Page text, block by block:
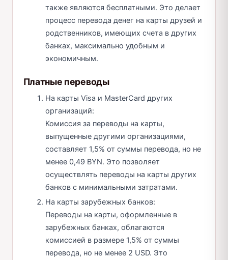
также являются бесплатными. Это делает
процесс перевода денег на карты друзей и
родственников, имеющих счета в других
банках, максимально удобным и
экономичным.
Платные переводы
На карты Visa и MasterCard других
организаций:
Комиссия за переводы на карты,
выпущенные другими организациями,
составляет 1,5% от суммы перевода, но не
менее 0,49 BYN. Это позволяет
осуществлять переводы на карты других
банков с минимальными затратами.
На карты зарубежных банков:
Переводы на карты, оформленные в
зарубежных банках, облагаются
комиссией в размере 1,5% от суммы
перевода, но не менее 2 USD. Это